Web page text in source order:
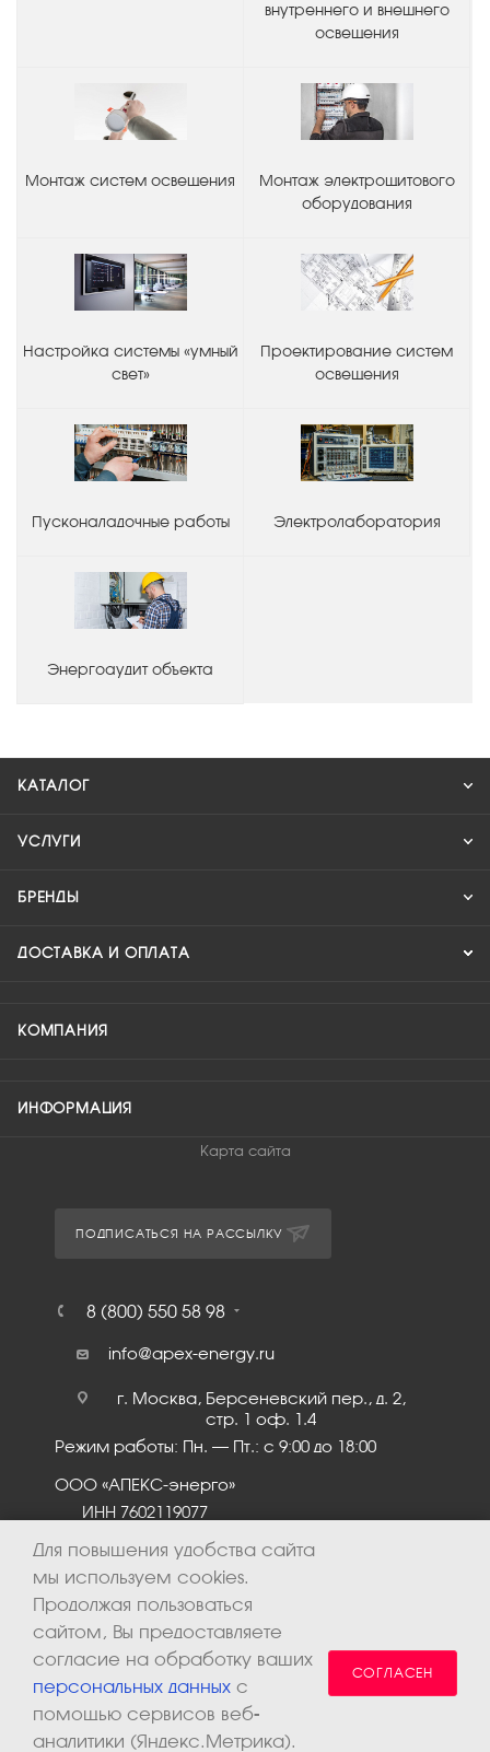
внутреннего и внешнего
освещения
Монтаж систем освещения
Монтаж электрощитового
оборудования
Настройка системы «умный
свет»
Проектирование систем
освещения
Пусконаладочные работы Электролаборатория
Энергоаудит объекта
КАТАЛОГ
УСЛУГИ
БРЕНДЫ
ДОСТАВКА И ОПЛАТА
КОМПАНИЯ
ИНФОРМАЦИЯ
Карта сайта
ПОДПИСАТЬСЯ НА РАССЫЛКУ
8 (800) 550 58 98
info@apex-energy.ru
г. Москва, Берсеневский пер., д. 2,
стр. 1 оф. 1.4
Режим работы: Пн. – Пт.: с 9:00 до 18:00
ООО «АПЕКС-энерго»
ИНН 7602119077
Для повышения удобства сайта
мы используем cookies.
Продолжая пользоваться
сайтом, Вы предоставляете
согласие на обработку ваших
персональных данных с
помощью сервисов веб-
аналитики (Яндекс.Метрика).
СОГЛАСЕН